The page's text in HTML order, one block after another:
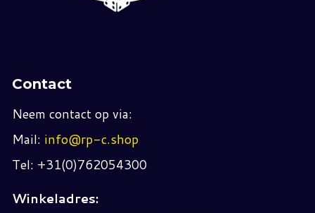
Contact
Neem contact op via:
Mail: info@rp-c.shop
Tel: +31(0)762054300
Winkeladres: